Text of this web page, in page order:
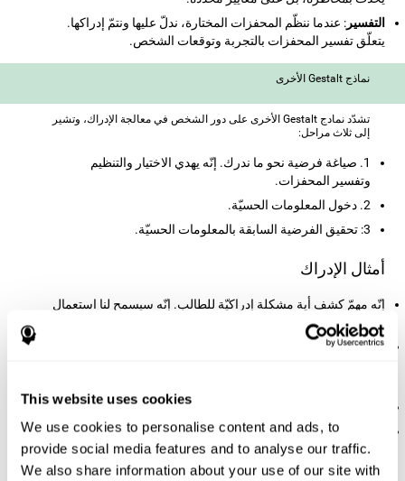
This website uses cookies
We use cookies to personalise content and ads, to
provide social media features and to analyse our traffic.
We also share information about your use of our site with
التفسير: عندما ننظّم المحفزات المختارة، ندلّ عليها ونتمّ إدراكها.
يتعلّق تفسير المحفزات بالتجربة وتوقعات الشخص.
نماذج Gestalt الأخرى
تشدّد نمادج Gestalt الأخرى على دور الشخص في معالجة الإدراك، وتشير
إلى ثلاث مراحل:
1. صياغة فرضية نحو ما ندرك. إنّه يهدي الاختيار والتنظيم
وتفسير المحفزات.
2. دخول المعلومات الحسيّة.
3: تحقيق الفرضية السابقة بالمعلومات الحسيّة.
أمثال الإدراك
إنّه مهمّ كشف أية مشكلة إدراكيّة للطالب. إنّه سيسمح لنا استعمال
الوسائل اللازمة لئلا يفقد المعلومات السمعيّة والبصريّة
. يسهل الإدراك الطيّب العمّال إتمام عمله فعّاليّة. الفنانين مثل أهميّة
إدراك محفزات الطريق وأصوات السيّارة جوهري للقيادة الآمنة.
يسمح الإدراك تصرّفنا في البيئة والتفاعل بها. الشراء، اللعب، الطبخ
أو تنظيم الملابس يطلب استعمال حواسّنا المختلفة.